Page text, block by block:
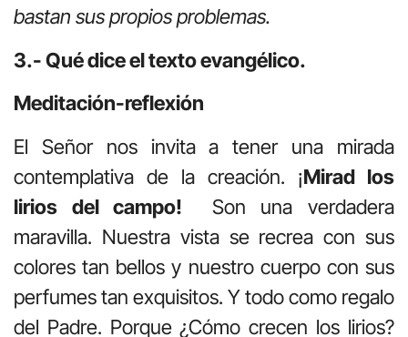
bastan sus propios problemas.
3.- Qué dice el texto evangélico.
Meditación-reflexión
El Señor nos invita a tener una mirada
contemplativa de la creación. ¡Mirad los
lirios del campo!
Son una verdadera
maravilla. Nuestra vista se recrea con sus
colores tan bellos y nuestro cuerpo con sus
perfumes tan exquisitos. Y todo como regalo
del Padre. Porque ¿Cómo crecen los lirios?